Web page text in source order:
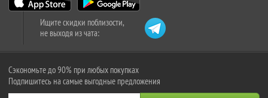
Ищите скидки поблизости,
не выходя из чата:
Сэкономьте до 90% при любых покупках
Подпишитесь на самые выгодные предложения